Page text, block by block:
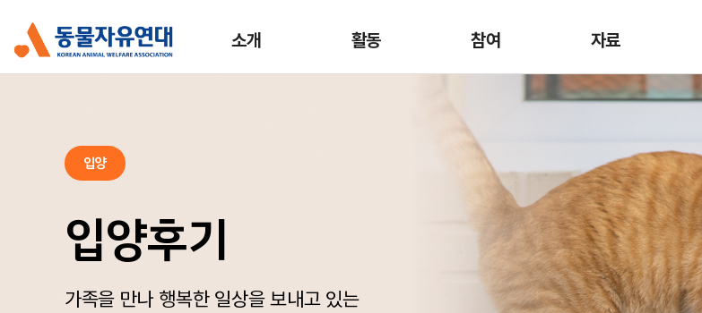
소개 활동 참여 자료
입양
입양후기
가족을 만나 행복한 일상을 보내고 있는